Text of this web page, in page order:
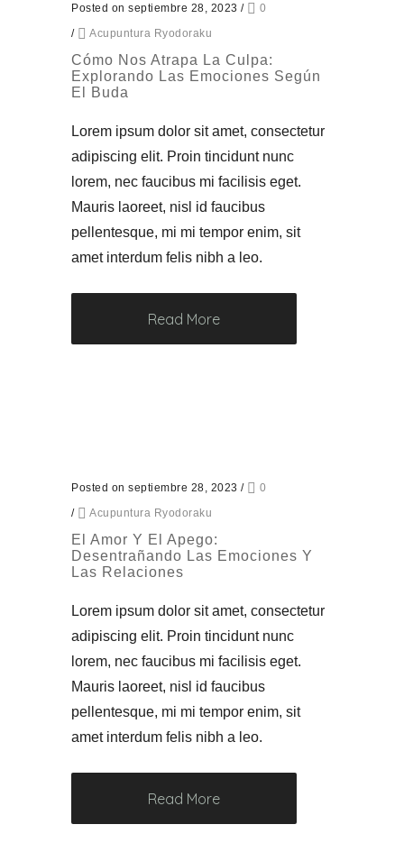
Posted on septiembre 28, 2023 /
0
/
Acupuntura Ryodoraku
Cómo Nos Atrapa La Culpa:
Explorando Las Emociones Según
El Buda
Lorem ipsum dolor sit amet, consectetur
adipiscing elit. Proin tincidunt nunc
lorem, nec faucibus mi facilisis eget.
Mauris laoreet, nisl id faucibus
pellentesque, mi mi tempor enim, sit
amet interdum felis nibh a leo.
Read More
Posted on septiembre 28, 2023 /
0
/
Acupuntura Ryodoraku
El Amor Y El Apego:
Desentrañando Las Emociones Y
Las Relaciones
Lorem ipsum dolor sit amet, consectetur
adipiscing elit. Proin tincidunt nunc
lorem, nec faucibus mi facilisis eget.
Mauris laoreet, nisl id faucibus
pellentesque, mi mi tempor enim, sit
amet interdum felis nibh a leo.
Read More